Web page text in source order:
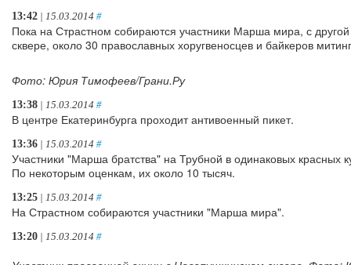
13:42 | 15.03.2014 #
Пока на Страстном собираются участники Марша мира, с
сквере, около 30 православных хоругвеносцев и байкеров
Фото: Юрия Тимофеев/Грани.Ру
13:38 | 15.03.2014 #
В центре Екатеринбурга проходит антивоенный пикет.
13:36 | 15.03.2014 #
Участники "Марша братства" на Трубной в одинаковых красных
По некоторым оценкам, их около 10 тысяч.
13:25 | 15.03.2014 #
На Страстном собираются участники "Марша мира".
13:20 | 15.03.2014 #